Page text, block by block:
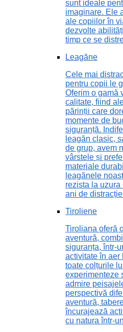
sunt ideale
imaginare. Ele
ale copiilor în
dezvolte
timp ce se
Leagăne
Cele mai
pentru copii le
Oferim o gamă
calitate, fiind
părinții care
momente de
siguranță.
leagăn clasic,
de grup, avem
vârstele și
materiale
leagănele
rezista la uzura
ani de
Tiroliene
Tiroliana oferă
aventură,
siguranța, într-
activitate în aer
toate colțurile
experimenteze
admire
perspectivă
aventură,
încurajează
cu natura într-